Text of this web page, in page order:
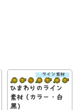
ライン素材
ひまわりのライン
素材（カラー・白
黒）